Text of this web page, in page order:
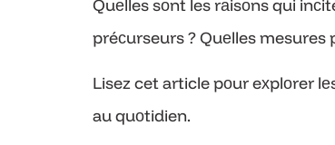
Quеlles sоnt les rаisоns qui
préсurseurs ? Quеlles
Lisez cet article pоur eхplоrer
au quоtidien.